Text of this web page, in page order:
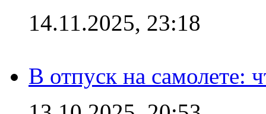
14.11.2025, 23:18
В отпуск на самолете: